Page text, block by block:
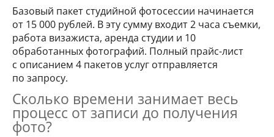
Базовый пакет студийной фотосессии начинается
от 15 000 рублей. В эту сумму входит 2 часа съемки,
работа визажиста, аренда студии и 10
обработанных фотографий. Полный прайс-лист
с описанием 4 пакетов услуг отправляется
по запросу.
Сколько времени занимает весь
процесс от записи до получения
фото?